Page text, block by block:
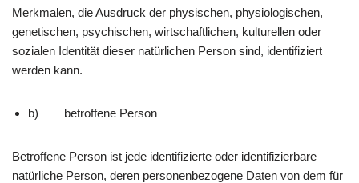
Merkmalen, die Ausdruck der physischen, physiologischen,
genetischen, psychischen, wirtschaftlichen, kulturellen oder
sozialen Identität dieser natürlichen Person sind, identifiziert
werden kann.
b) betroffene Person
Betroffene Person ist jede identifizierte oder identifizierbare
natürliche Person, deren personenbezogene Daten von dem für